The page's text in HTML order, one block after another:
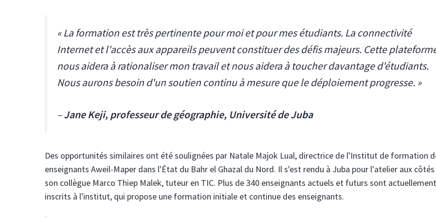
« La formation est très pertinente pour moi et pour mes étudiants. La connectivité
Internet et l'accès aux appareils peuvent constituer des défis majeurs. Cette
nous aidera à rationaliser mon travail et nous aidera à toucher davantage d'étudiants.
Nous aurons besoin d'un soutien continu à mesure que le déploiement progresse. »
–Jane Keji, professeur de géographie, Université de Juba
Des opportunités similaires ont été soulignées par Natale Majok Lual, directrice de l'Institut de formation
enseignants Aweil-Maper dans l'État du Bahr el Ghazal du Nord. Il s'est rendu à Juba pour l'atelier aux
son collègue Marco Thiep Malek, tuteur en TIC. Plus de 340 enseignants actuels et futurs sont actuellement
inscrits à l'institut, qui propose une formation initiale et continue des enseignants.